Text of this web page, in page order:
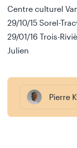
Centre culturel
29/10/15 Sorel-
29/01/16 Trois-
Julien
Pierre